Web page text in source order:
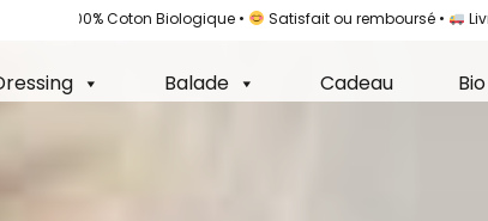
100% Coton Biologique • Satisfait ou remboursé •
Balade Cadeau